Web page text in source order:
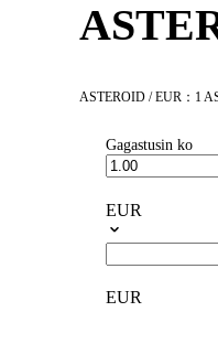
ASTEROID / EUR：1
Gagastusin ko
EUR
EUR